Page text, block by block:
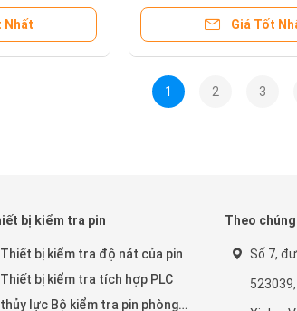
Nhất Giá Tốt
1 2 3
bị kiểm tra pin
Thiết bị kiểm tra độ nát của pin
Thiết bị kiểm tra tích hợp PLC
thủy lực Bộ kiểm tra pin phòng
Theo
Số 7,